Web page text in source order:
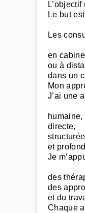
Le but
Les
en
ou à
dans un
Mon
J’ai une
humaine,
directe,
et
Je
des
des
et du
Chaque